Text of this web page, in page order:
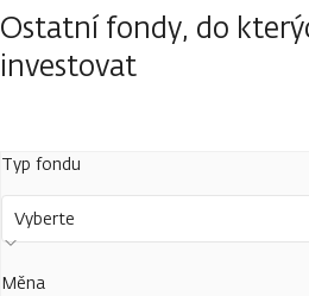
Ostatní fondy, do
investovat
Typ fondu
Vyberte
Měna